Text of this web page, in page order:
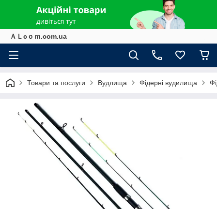
ＡＬcｏｍ.com.ua
Товари та послуги Вудлища Фідерні вудилища